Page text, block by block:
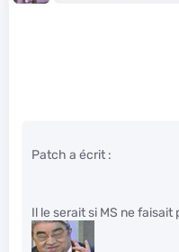
Patch a écrit :
Il le serait si MS ne